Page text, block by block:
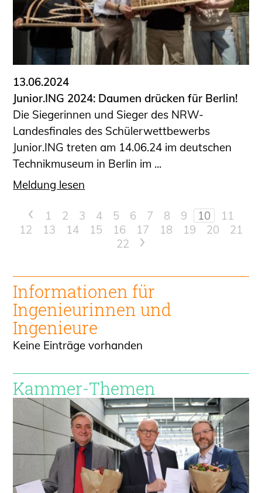
13.06.2024
Junior.ING 2024: Daumen drücken für Berlin!
Die Siegerinnen und Sieger des NRW-
Landesfinales des Schülerwettbewerbs
Junior.ING treten am 14.06.24 im deutschen
Technikmuseum in Berlin im ...
Meldung lesen
< 1 2 3 4 5 6 7 8 9 10
11
12
13 14 15 16 17 18 19 20
21
22
>
Informationen für
Ingenieurinnen und
Ingenieure
Keine Einträge vorhanden
Kammer-Themen